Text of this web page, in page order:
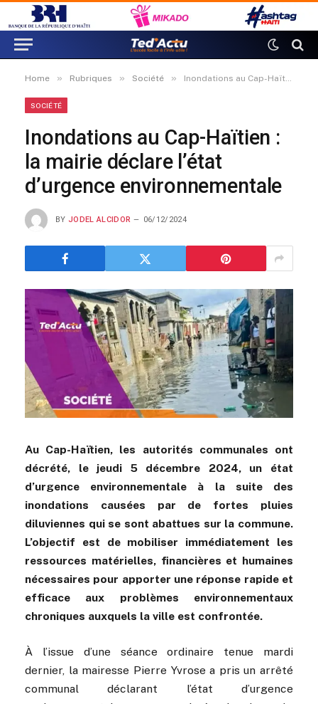
Home » Rubriques » Société » Inondations au Cap-Haïtien : la mairie déclare l’état d’urgence environnementale
SOCIÉTÉ
Inondations au Cap-Haïtien :
la mairie déclare l’état
d’urgence environnementale
BY JODEL ALCIDOR 06/12/2024
Au Cap-Haïtien, les autorités communales ont
décrété, le jeudi 5 décembre 2024, un état
d’urgence environnementale à la suite des
inondations causées par de fortes pluies
diluviennes qui se sont abattues sur la commune.
L’objectif est de mobiliser immédiatement les
ressources matérielles, financières et humaines
nécessaires pour apporter une réponse rapide et
efficace aux problèmes environnementaux
chroniques auxquels la ville est confrontée.
À l’issue d’une séance ordinaire tenue mardi
dernier, la mairesse Pierre Yvrose a pris un arrêté
communal déclarant l’état d’urgence